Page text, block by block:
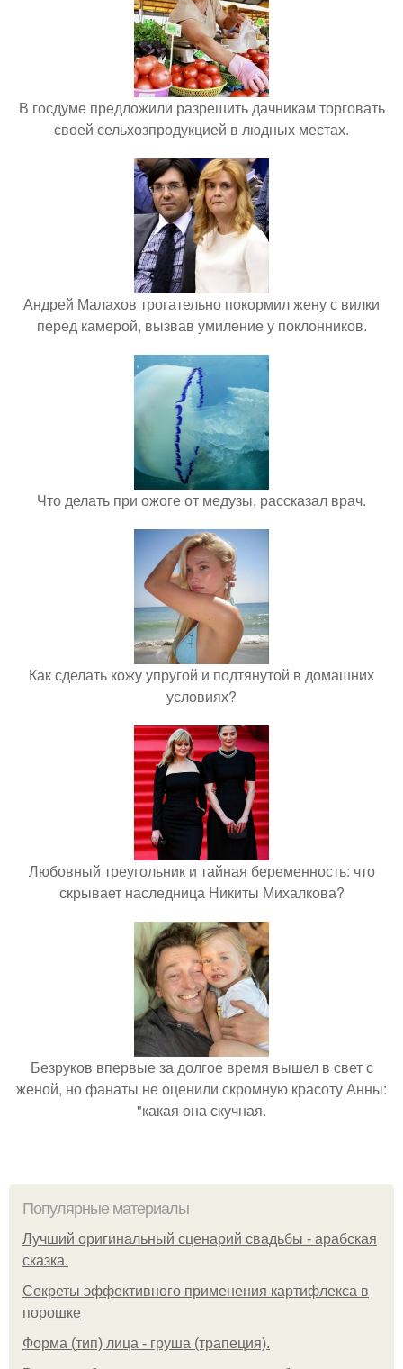
В госдуме предложили разрешить дачникам торговать
своей сельхозпродукцией в людных местах.
Андрей Малахов трогательно покормил жену с вилки
перед камерой, вызвав умиление у поклонников.
Что делать при ожоге от медузы, рассказал врач.
Как сделать кожу упругой и подтянутой в домашних
условиях?
Любовный треугольник и тайная беременность: что
скрывает наследница Никиты Михалкова?
Безруков впервые за долгое время вышел в свет с
женой, но фанаты не оценили скромную красоту Анны:
"какая она скучная.
Популярные материалы
Лучший оригинальный сценарий свадьбы - арабская
сказка.
Секреты эффективного применения картифлекса в
порошке
Форма (тип) лица - груша (трапеция).